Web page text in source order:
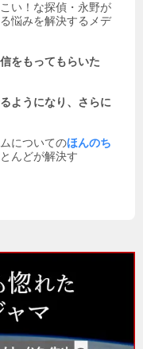
い！な探偵・永野が
悩みを解決するメデ
をもってもらいた
ようになり、さらに
についてのほんのち
んどが解決す